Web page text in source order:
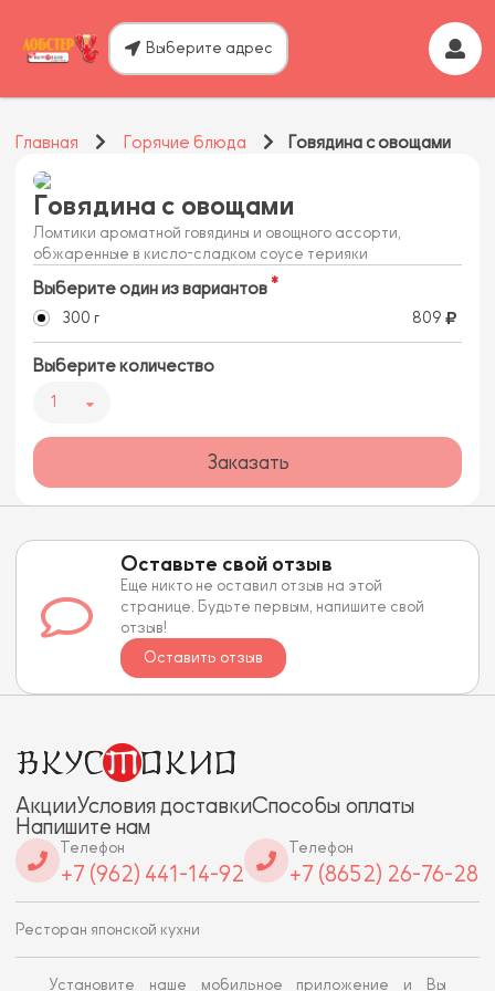
Выберите адрес
Главная Горячие блюда Говядина с овощами
Говядина с овощами
Ломтики ароматной говядины и овощного ассорти,
обжаренные в кисло-сладком соусе терияки
Выберите один из вариантов
300 г 809
Выберите количество
1
Заказать
Оставьте свой отзыв
Еще никто не оставил отзыв на этой
странице. Будьте первым, напишите свой
отзыв!
Оставить отзыв
АкцииУсловия доставкиСпособы оплаты
Напишите нам
Телефон
+7 (962) 441-14-92
Телефон
+7 (8652) 26-76-28
Ресторан японской кухни
Установите наше мобильное приложение и Вы